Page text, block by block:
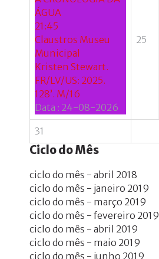
ÁGUA
21:45
Claustros Museu
Municipal
Kristen Stewart.
FR/LV/US: 2025.
128’. M/16
Data : 24-08-2026
25
31
CiclodoMês
ciclo do mês - abril 2018
ciclo do mês - janeiro 2019
ciclo do mês - março 2019
ciclo do mês - fevereiro 2019
ciclo do mês - abril 2019
ciclo do mês - maio 2019
ciclo do mês - junho 2019